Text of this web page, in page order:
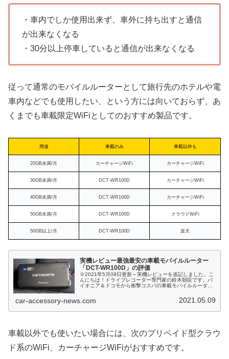
・車内でしか使用出来ず、車外に持ち出すと通信
が出来なくなる
・30分以上停車していると通信が出来なくなる
従って通常のモバイルルーターとして旅行先のホテルや電
車内などでも使用したい、という方には向いておらず、あ
くまでも車載限定WiFiとしてのおすすめ製品です。
用途 車載のみ 車載以外も
20GB未満/月 カーチャージWiFi カーチャージWiFi
30GB未満/月 DCT-WR100D カーチャージWiFi
40GB未満/月 DCT-WR100D カーチャージWiFi
50GB未満/月 DCT-WR100D クラウドWiFi
50GB以上/月 DCT-WR100D 楽天
実機レビュー最強最安の車載モバイルルーター
「DCT-WR100D」の評価
※2021年5月09日更新～実機レビューを追記しました。こ
んにちは！ドライブレコーダー専門家の鈴木朝臣です。パ
イオニア＆ドコモから衝撃コスパの車載モバイルルーター
car-accessory-news.com 2021.05.09
車載以外でも使いたい場合には、次のプリペイド型クラウ
ド系のWiFi、カーチャージWiFiがおすすめです。